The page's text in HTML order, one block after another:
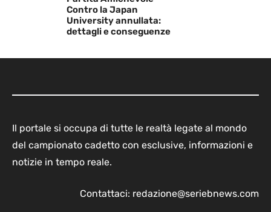
Contro la Japan
University annullata:
dettagli e conseguenze
Il portale si occupa di tutte le realtà legate al mondo
del campionato cadetto con esclusive, informazioni e
notizie in tempo reale.
Contattaci: redazione@seriebnews.com